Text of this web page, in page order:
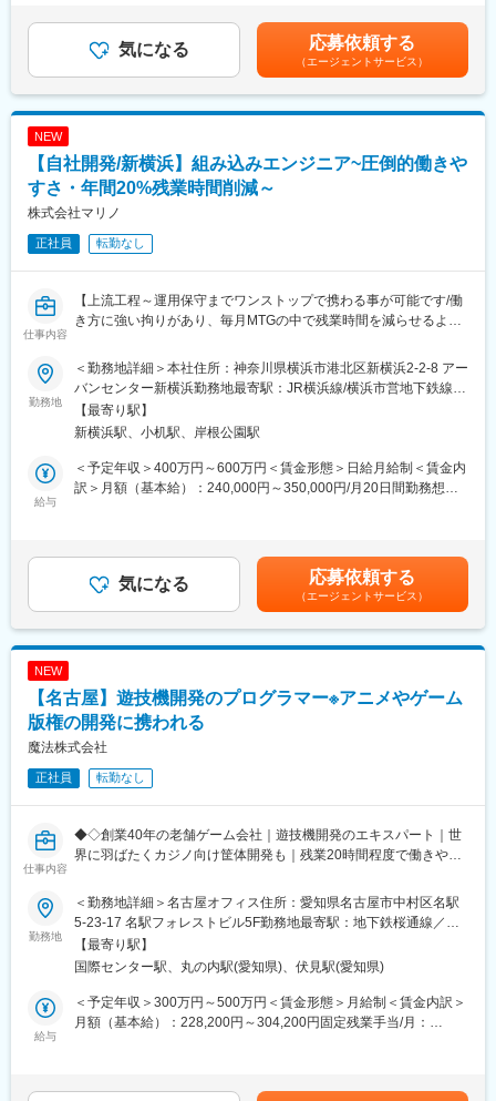
変更の範囲：会社の定める業務
■組織構成：
メイテックメンバー１名
■得られる経験：
エンターテインメント業界での業務経験を得ることが可能です。
も高く、組込み人材としてのキャリアアップが可能です。
＜魅力＞
◎エンジニアとしての市場価値向上が年収に直結する評価制度
（年収1000万円越えの現役エンジニアも在籍）
◎年間1040回のエンジニア主催技術勉強会で圧倒的成長環境
含め技術力を研鑽可能
◎最先端の技術情報を知る担当営業とともに身に着けるべき技術
◎配属先メーカーの現場新入社員OJT・技術指導を担うほどの技
術力への圧倒的信頼
◎技術単価平均5881円のハイレベルなPJTを担当可能
◎上流工程PJTが約90%
■主要取引先TOP10(2025年3月期)／敬称略
株式会社デンソー、三菱重工業株式会社、ソニーセミコンダクタ
ＳＵＢＡＲＵ、ヤマハ発動機株式会社、トヨタ自動車株式会社等
取引先4,000社（グループ計）
変更の範囲：会社の定める業務
て上下する可能性があります。月給(月額)は固定手当を含めた表記
です。 気になる 応募依頼する
（エージェントサービス）
NEW
【自社開発/新横浜】組み込みエンジニア~圧倒的働きや
すさ・年間20%残業時間削減～
株式会社マリノ
正社員 転勤なし
仕事内容
【上流工程～運用保守までワンストップで携わる事が可能です/働
き方に強い拘りがあり、毎月MTGの中で残業時間を減らせるよう
■担当業務：
ソフトウエアプロダクト事業において、主として「組み込み開
発」に携わって頂きます。
■業務詳細：
『組み込み開発』における下流・上流双方の業務をお任せします
が、将来的に「マネジメント」を担うことを
希望される方の募集となりますので、チームメンバーのサポート
業務用アプリケーション開発も行っております。
間の長いプロジェクトが多いというのが特徴です。会社設立時か
らある業務であり、会社の要となる部門です。
マネージャーの補佐として上流工程に携わっていただきながら、
の声から出来たルールも多く、社内環境を改善するために私服勤
務でフレックス制度をとり入れるなどエンジニアを大事にする社
アップの応援として、社外セミナーや専門書籍の購入などを相談
することもできます。
変更の範囲：会社の定める業務
勤務地
＜勤務地詳細＞本社住所：神奈川県横浜市港北区新横浜2-2-8 アー
バンセンター新横浜勤務地最寄駅：JR横浜線/横浜市営地下鉄線／
新横浜駅受動喫煙対策：屋内全面禁煙変更の範囲：会社の定める
事業所
【最寄り駅】
新横浜駅、小机駅、岸根公園駅
給与
＜予定年収＞400万円～600万円＜賃金形態＞日給月給制＜賃金内
訳＞月額（基本給）：240,000円～350,000円/月20日間勤務想定
安の金額であり、選考を通じて上下する可能性があります。月給
(月額)は固定手当を含めた表記です。
気になる 応募依頼する
（エージェントサービス）
NEW
【名古屋】遊技機開発のプログラマー※アニメやゲーム
版権の開発に携われる
魔法株式会社
正社員 転勤なし
仕事内容
◆◇創業40年の老舗ゲーム会社｜遊技機開発のエキスパート｜世
界に羽ばたくカジノ向け筐体開発も｜残業20時間程度で働きやす
■おすすめPOINT ＼遊技機開発で高評価！国内外で活躍する老舗
ゲーム会社で遊技機開発のプログラマー募集／
■職務内容
同社が受託開発をしている遊技機向けに、組込みソフトウェアの
開発をお任せいたします。
ど、遊技機における「おもしろさ・楽しさ」を演出する、重要な
勤務地
＜勤務地詳細＞名古屋オフィス住所：愛知県名古屋市中村区名駅
5-23-17 名駅フォレストビル5F勤務地最寄駅：地下鉄桜通線／国
際センター駅受動喫煙対策：屋内全面禁煙変更の範囲：会社の定
める事業所
【最寄り駅】
国際センター駅、丸の内駅(愛知県)、伏見駅(愛知県)
給与
＜予定年収＞300万円～500万円＜賃金形態＞月給制＜賃金内訳＞
月額（基本給）：228,200円～304,200円固定残業手当/月：